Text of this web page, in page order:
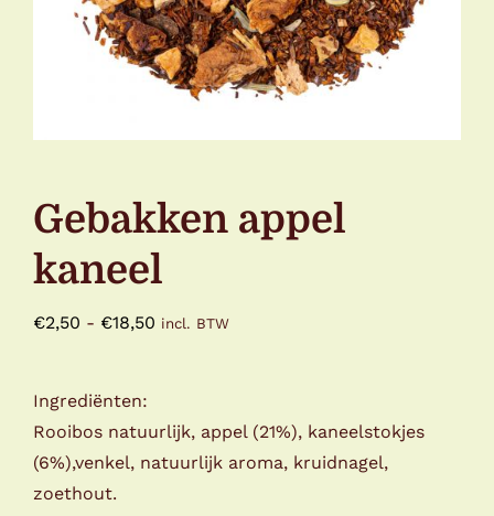
Gebakken appel
kaneel
€2,50 - €18,50 Prijsklasse:
incl. BTW
Ingrediënten:
Rooibos natuurlijk, appel (21%), kaneelstokjes
(6%),venkel, natuurlijk aroma, kruidnagel,
zoethout.